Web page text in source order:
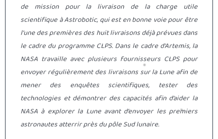
de mission pour la livraison de la charge utile
scientifique à Astrobotic, qui est en bonne voie pour être
l’une des premières des huit livraisons déjà prévues dans
le cadre du programme CLPS. Dans le cadre d’Artemis, la
NASA travaille avec plusieurs fournisseurs CLPS pour
envoyer régulièrement des livraisons sur la Lune afin de
mener des enquêtes scientifiques, tester des
technologies et démontrer des capacités afin d’aider la
NASA à explorer la Lune avant d’envoyer les premiers
astronautes atterrir près du pôle Sud lunaire.